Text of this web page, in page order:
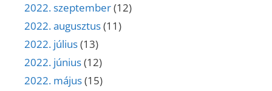
2022. szeptember(12)
2022. augusztus(11)
2022. július(13)
2022. június(12)
2022. május(15)